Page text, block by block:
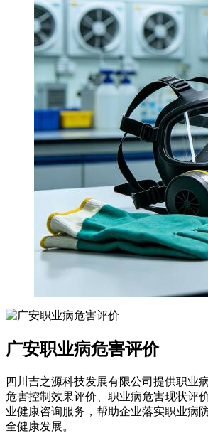
广安职业病危害评价
四川吉之源科技发展有限公司提供职业
危害控制效果评价、职业病危害现状评
业健康咨询服务，帮助企业落实职业病
全健康发展。